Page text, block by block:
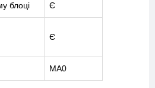
блоці Є
Є
MA0